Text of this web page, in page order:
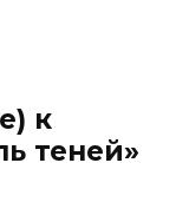
к
теней»